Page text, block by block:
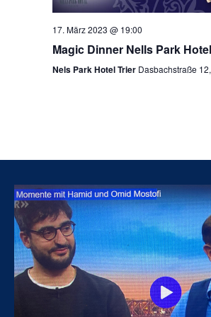
17. März 2023 @ 19:00
Magic Dinner Nells Park
Nels Park Hotel Trier Dasbachstraße